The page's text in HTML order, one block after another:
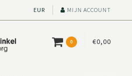
EUR MIJN ACCOUNT
0 €0,00